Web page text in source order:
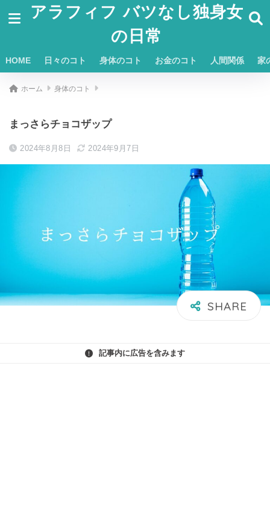
アラフィフ バツなし独身女
の日常
HOME 日々のコト 身体のコト お金のコト 人間関係 家
ホーム 身体のコト
まっさらチョコザップ
2024年8月8日 2024年9月7日
記事内に広告を含みます